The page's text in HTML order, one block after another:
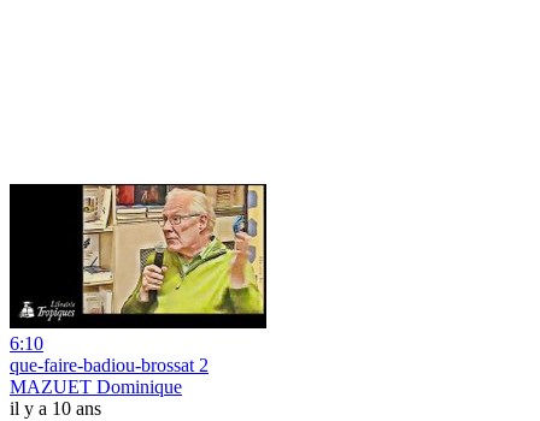
6:10
que-faire-badiou-brossat 2
MAZUET Dominique
il y a 10 ans